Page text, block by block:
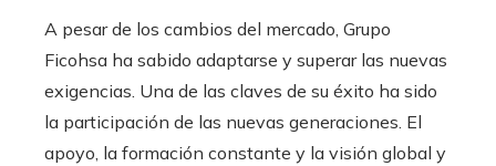
A pesar de los cambios del mercado, Grupo
Ficohsa ha sabido adaptarse y superar las nuevas
exigencias. Una de las claves de su éxito ha sido
la participación de las nuevas generaciones. El
apoyo, la formación constante y la visión global y